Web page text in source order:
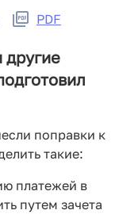
PDF
другие
поправки к
такие:
платежей в
путем зачета